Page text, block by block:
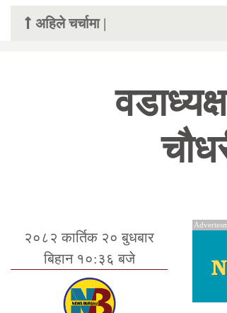
अहिले चर्चामा |
२०८२ कार्तिक २० बुधबार
बिहान १०:३६ बजे